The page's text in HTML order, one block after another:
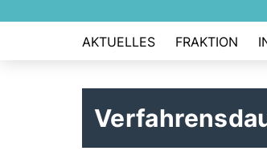
AKTUELLES FRAKTION